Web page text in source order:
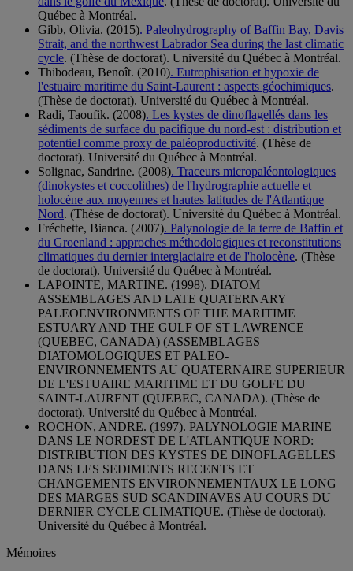
Québec à Montréal.
Gibb, Olivia. (2015). Paleohydrography of Baffin Bay, Davis
Strait, and the northwest Labrador Sea during the last climatic
cycle. (Thèse de doctorat). Université du Québec à Montréal.
Thibodeau, Benoît. (2010). Eutrophisation et hypoxie de
l'estuaire maritime du Saint-Laurent : aspects géochimiques.
(Thèse de doctorat). Université du Québec à Montréal.
Radi, Taoufik. (2008). Les kystes de dinoflagellés dans les
sédiments de surface du pacifique du nord-est : distribution et
potentiel comme proxy de paléoproductivité. (Thèse de
doctorat). Université du Québec à Montréal.
Solignac, Sandrine. (2008). Traceurs micropaléontologiques
(dinokystes et coccolithes) de l'hydrographie actuelle et
holocène aux moyennes et hautes latitudes de l'Atlantique
Nord. (Thèse de doctorat). Université du Québec à Montréal.
Fréchette, Bianca. (2007). Palynologie de la terre de Baffin et
du Groenland : approches méthodologiques et reconstitutions
climatiques du dernier interglaciaire et de l'holocène. (Thèse
de doctorat). Université du Québec à Montréal.
LAPOINTE, MARTINE. (1998). DIATOM
ASSEMBLAGES AND LATE QUATERNARY
PALEOENVIRONMENTS OF THE MARITIME
ESTUARY AND THE GULF OF ST LAWRENCE
(QUEBEC, CANADA) (ASSEMBLAGES
DIATOMOLOGIQUES ET PALEO-
ENVIRONNEMENTS AU QUATERNAIRE SUPERIEUR
DE L'ESTUAIRE MARITIME ET DU GOLFE DU
SAINT-LAURENT (QUEBEC, CANADA). (Thèse de
doctorat). Université du Québec à Montréal.
ROCHON, ANDRE. (1997). PALYNOLOGIE MARINE
DANS LE NORDEST DE L'ATLANTIQUE NORD:
DISTRIBUTION DES KYSTES DE DINOFLAGELLES
DANS LES SEDIMENTS RECENTS ET
CHANGEMENTS ENVIRONNEMENTAUX LE LONG
DES MARGES SUD SCANDINAVES AU COURS DU
DERNIER CYCLE CLIMATIQUE. (Thèse de doctorat).
Université du Québec à Montréal.
Mémoires